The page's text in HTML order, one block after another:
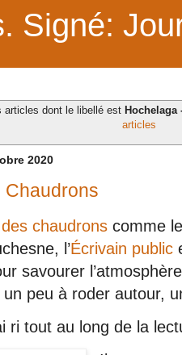
Signé:
articles dont le libellé est Hochelaga
articles
2020
Chaudrons
chaudrons comme
l’Écrivain public
savourer
un peu à roder autour,
ri tout au long de la